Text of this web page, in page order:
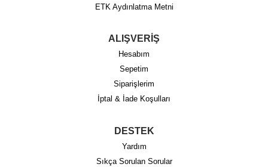
ETK Aydınlatma Metni
ALIŞVERİŞ
Hesabım
Sepetim
Siparişlerim
İptal & İade Koşulları
DESTEK
Yardım
Sıkça Sorulan Sorular